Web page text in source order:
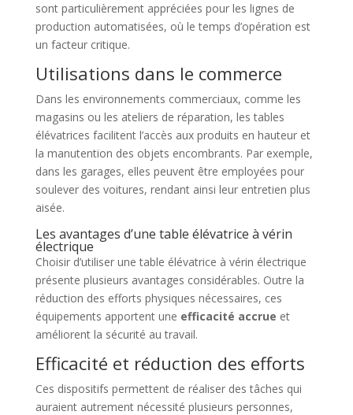
sont particulièrement appréciées pour les lignes de
production automatisées, où le temps d’opération est
un facteur critique.
Utilisations dans le commerce
Dans les environnements commerciaux, comme les
magasins ou les ateliers de réparation, les tables
élévatrices facilitent l’accès aux produits en hauteur et
la manutention des objets encombrants. Par exemple,
dans les garages, elles peuvent être employées pour
soulever des voitures, rendant ainsi leur entretien plus
aisée.
Les avantages d’une table élévatrice à vérin
électrique
Choisir d’utiliser une table élévatrice à vérin électrique
présente plusieurs avantages considérables. Outre la
réduction des efforts physiques nécessaires, ces
équipements apportent une efficacité accrue et
améliorent la sécurité au travail.
Efficacité et réduction des efforts
Ces dispositifs permettent de réaliser des tâches qui
auraient autrement nécessité plusieurs personnes,